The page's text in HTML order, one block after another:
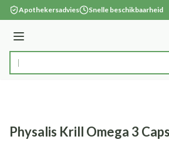
Ga naar de inhoud
Apothekersadvies Snelle beschikbaarheid
Menu
Product, merk, categorie...
Physalis Krill Omega 3